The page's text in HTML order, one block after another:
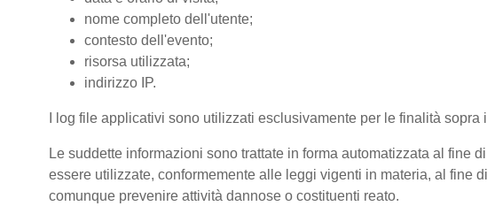
nome completo dell'utente;
contesto dell'evento;
risorsa utilizzata;
indirizzo IP.
I log file applicativi sono utilizzati esclusivamente per le finalità
Le suddette informazioni sono trattate in forma automatizzata al
essere utilizzate, conformemente alle leggi vigenti in materia, al fine
comunque prevenire attività dannose o costituenti reato.